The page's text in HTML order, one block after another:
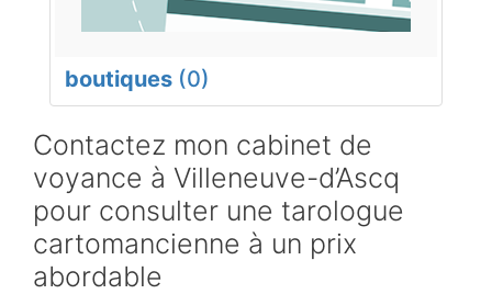
boutiques (0)
Contactez mon cabinet de
voyance à Villeneuve-d’Ascq
pour consulter une tarologue
cartomancienne à un prix
abordable